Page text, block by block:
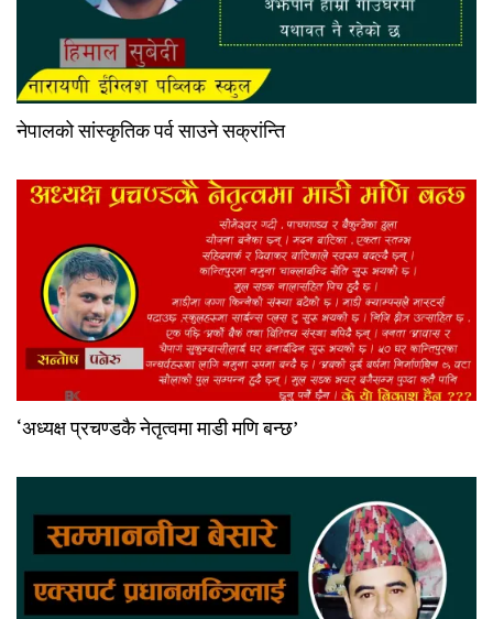
नेपालको सांस्कृतिक पर्व साउने सक्रांन्ति
‘अध्यक्ष प्रचण्डकै नेतृत्वमा माडी मणि बन्छ’